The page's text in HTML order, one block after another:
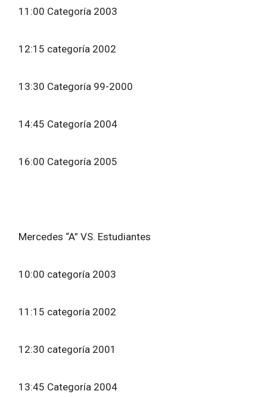
11:00 Categoría 2003
12:15 categoría 2002
13:30 Categoría 99-2000
14:45 Categoría 2004
16:00 Categoría 2005
Mercedes “A” VS. Estudiantes
10:00 categoría 2003
11:15 categoría 2002
12:30 categoría 2001
13:45 Categoría 2004